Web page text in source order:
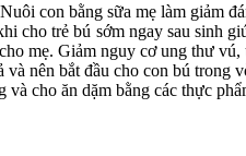
con bằng sữa mẹ làm giảm
cho trẻ bú sớm ngay sau sinh
mẹ. Giảm nguy cơ ung thư
nên bắt đầu cho con bú trong
cho ăn dặm bằng các thực